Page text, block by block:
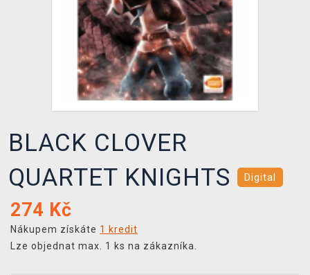
TCG & BOARDGAME HUB
VÝKUP HER (BAZAR)
BLACK CLOVER
QUARTET KNIGHTS
Digital
274 Kč
Nákupem získáte 1 kredit
Lze objednat max. 1 ks na zákazníka.